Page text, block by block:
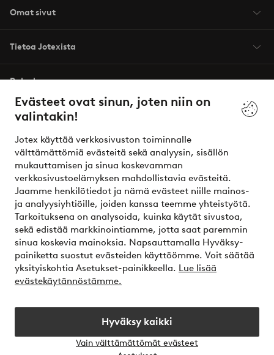
Evästeet ovat sinun, joten niin on
valintakin!
Jotex käyttää verkkosivuston toiminnalle
välttämättömiä evästeitä sekä analyysin, sisällön
mukauttamisen ja sinua koskevamman
verkkosivustoelämyksen mahdollistavia evästeitä.
Jaamme henkilötiedot ja nämä evästeet niille mainos-
ja analyysiyhtiöille, joiden kanssa teemme yhteistyötä.
Tarkoituksena on analysoida, kuinka käytät sivustoa,
sekä edistää markkinointiamme, jotta saat paremmin
sinua koskevia mainoksia. Napsauttamalla Hyväksy-
painiketta suostut evästeiden käyttöömme. Voit säätää
yksityiskohtia Asetukset-painikkeella. Lue lisää
evästekäytännöstämme.
Hyväksy kaikki
Vain välttämättömät evästeet
Omat sivut
Tietoa Jotexista
Palvelumme
Ehdot
Ystävät
Turvalliset maksut – maksa nyt tai erissä
Haluatko tietää lisää maksuvaihtoehdoistamme?
elpy